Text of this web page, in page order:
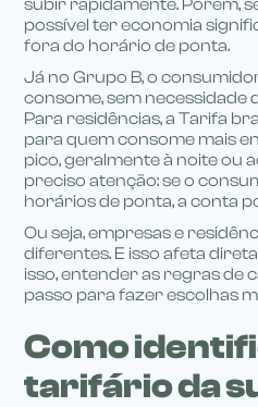
subir rapidamente. Porém,
possível ter economia
fora do horário de ponta.
Já no Grupo B, o
consome, sem
Para residências, a Tarifa
para quem consome mais
pico, geralmente à noite ou
preciso atenção: se o
horários de ponta, a conta
Ou seja, empresas e
diferentes. E isso afeta
isso, entender as regras de
passo para fazer escolhas
Como
tarifário da